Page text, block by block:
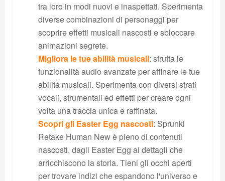
tra loro in modi nuovi e inaspettati. Sperimenta
diverse combinazioni di personaggi per
scoprire effetti musicali nascosti e sbloccare
animazioni segrete.
Migliora le tue abilità musicali: sfrutta le
funzionalità audio avanzate per affinare le tue
abilità musicali. Sperimenta con diversi strati
vocali, strumentali ed effetti per creare ogni
volta una traccia unica e raffinata.
Scopri gli Easter Egg nascosti: Sprunki
Retake Human New è pieno di contenuti
nascosti, dagli Easter Egg ai dettagli che
arricchiscono la storia. Tieni gli occhi aperti
per trovare indizi che espandono l'universo e